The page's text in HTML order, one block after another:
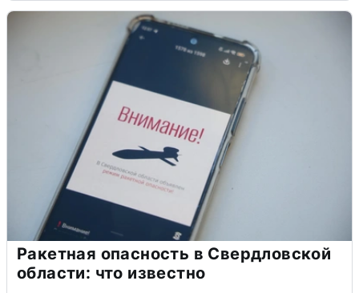
Ракетная опасность в Свердловской
области: что известно